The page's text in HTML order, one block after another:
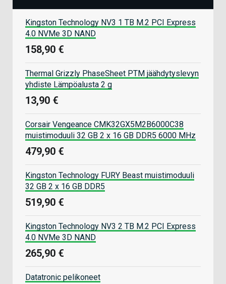
Kingston Technology NV3 1 TB M.2 PCI Express
4.0 NVMe 3D NAND
158,90 €
Thermal Grizzly PhaseSheet PTM jäähdytyslevyn
yhdiste Lämpöalusta 2 g
13,90 €
Corsair Vengeance CMK32GX5M2B6000C38
muistimoduuli 32 GB 2 x 16 GB DDR5 6000 MHz
479,90 €
Kingston Technology FURY Beast muistimoduuli
32 GB 2 x 16 GB DDR5
519,90 €
Kingston Technology NV3 2 TB M.2 PCI Express
4.0 NVMe 3D NAND
265,90 €
Datatronic pelikoneet